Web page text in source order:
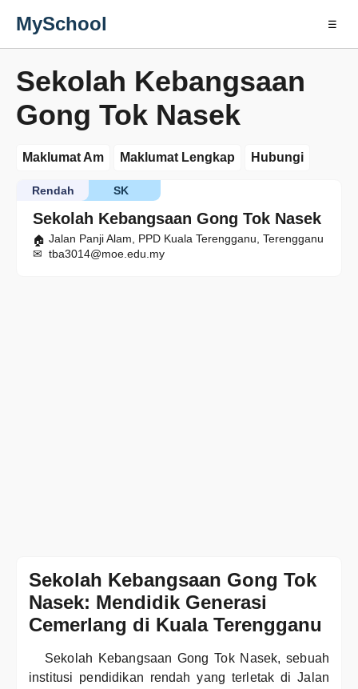
MySchool ☰
Sekolah Kebangsaan
Gong Tok Nasek
Maklumat Am Maklumat Lengkap Hubungi
Sekolah Kebangsaan Gong Tok Nasek
SK
Rendah
Jalan Panji Alam, PPD Kuala Terengganu, Terengganu
tba3014@moe.edu.my
Sekolah Kebangsaan Gong Tok
Nasek: Mendidik Generasi
Cemerlang di Kuala Terengganu
Sekolah Kebangsaan Gong Tok Nasek, sebuah
institusi pendidikan rendah yang terletak di Jalan